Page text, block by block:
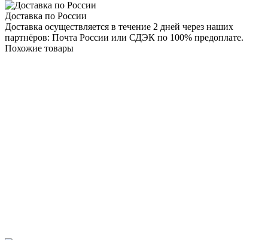
Доставка по России
Доставка осуществляется в течение 2 дней через наших
партнёров: Почта России или СДЭК по 100% предоплате.
Похожие товары